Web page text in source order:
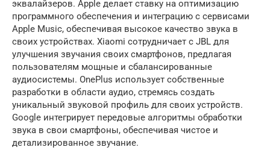
эквалайзеров. Apple делает ставку на оптимизацию
программного обеспечения и интеграцию с сервисами
Apple Music, обеспечивая высокое качество звука в
своих устройствах. Xiaomi сотрудничает с JBL для
улучшения звучания своих смартфонов, предлагая
пользователям мощные и сбалансированные
аудиосистемы. OnePlus использует собственные
разработки в области аудио, стремясь создать
уникальный звуковой профиль для своих устройств.
Google интегрирует передовые алгоритмы обработки
звука в свои смартфоны, обеспечивая чистое и
детализированное звучание.